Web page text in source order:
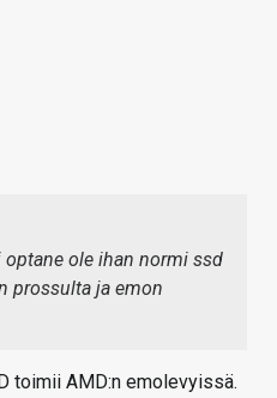
optane ole ihan normi ssd
prossulta ja emon
toimii AMD:n emolevyissä.